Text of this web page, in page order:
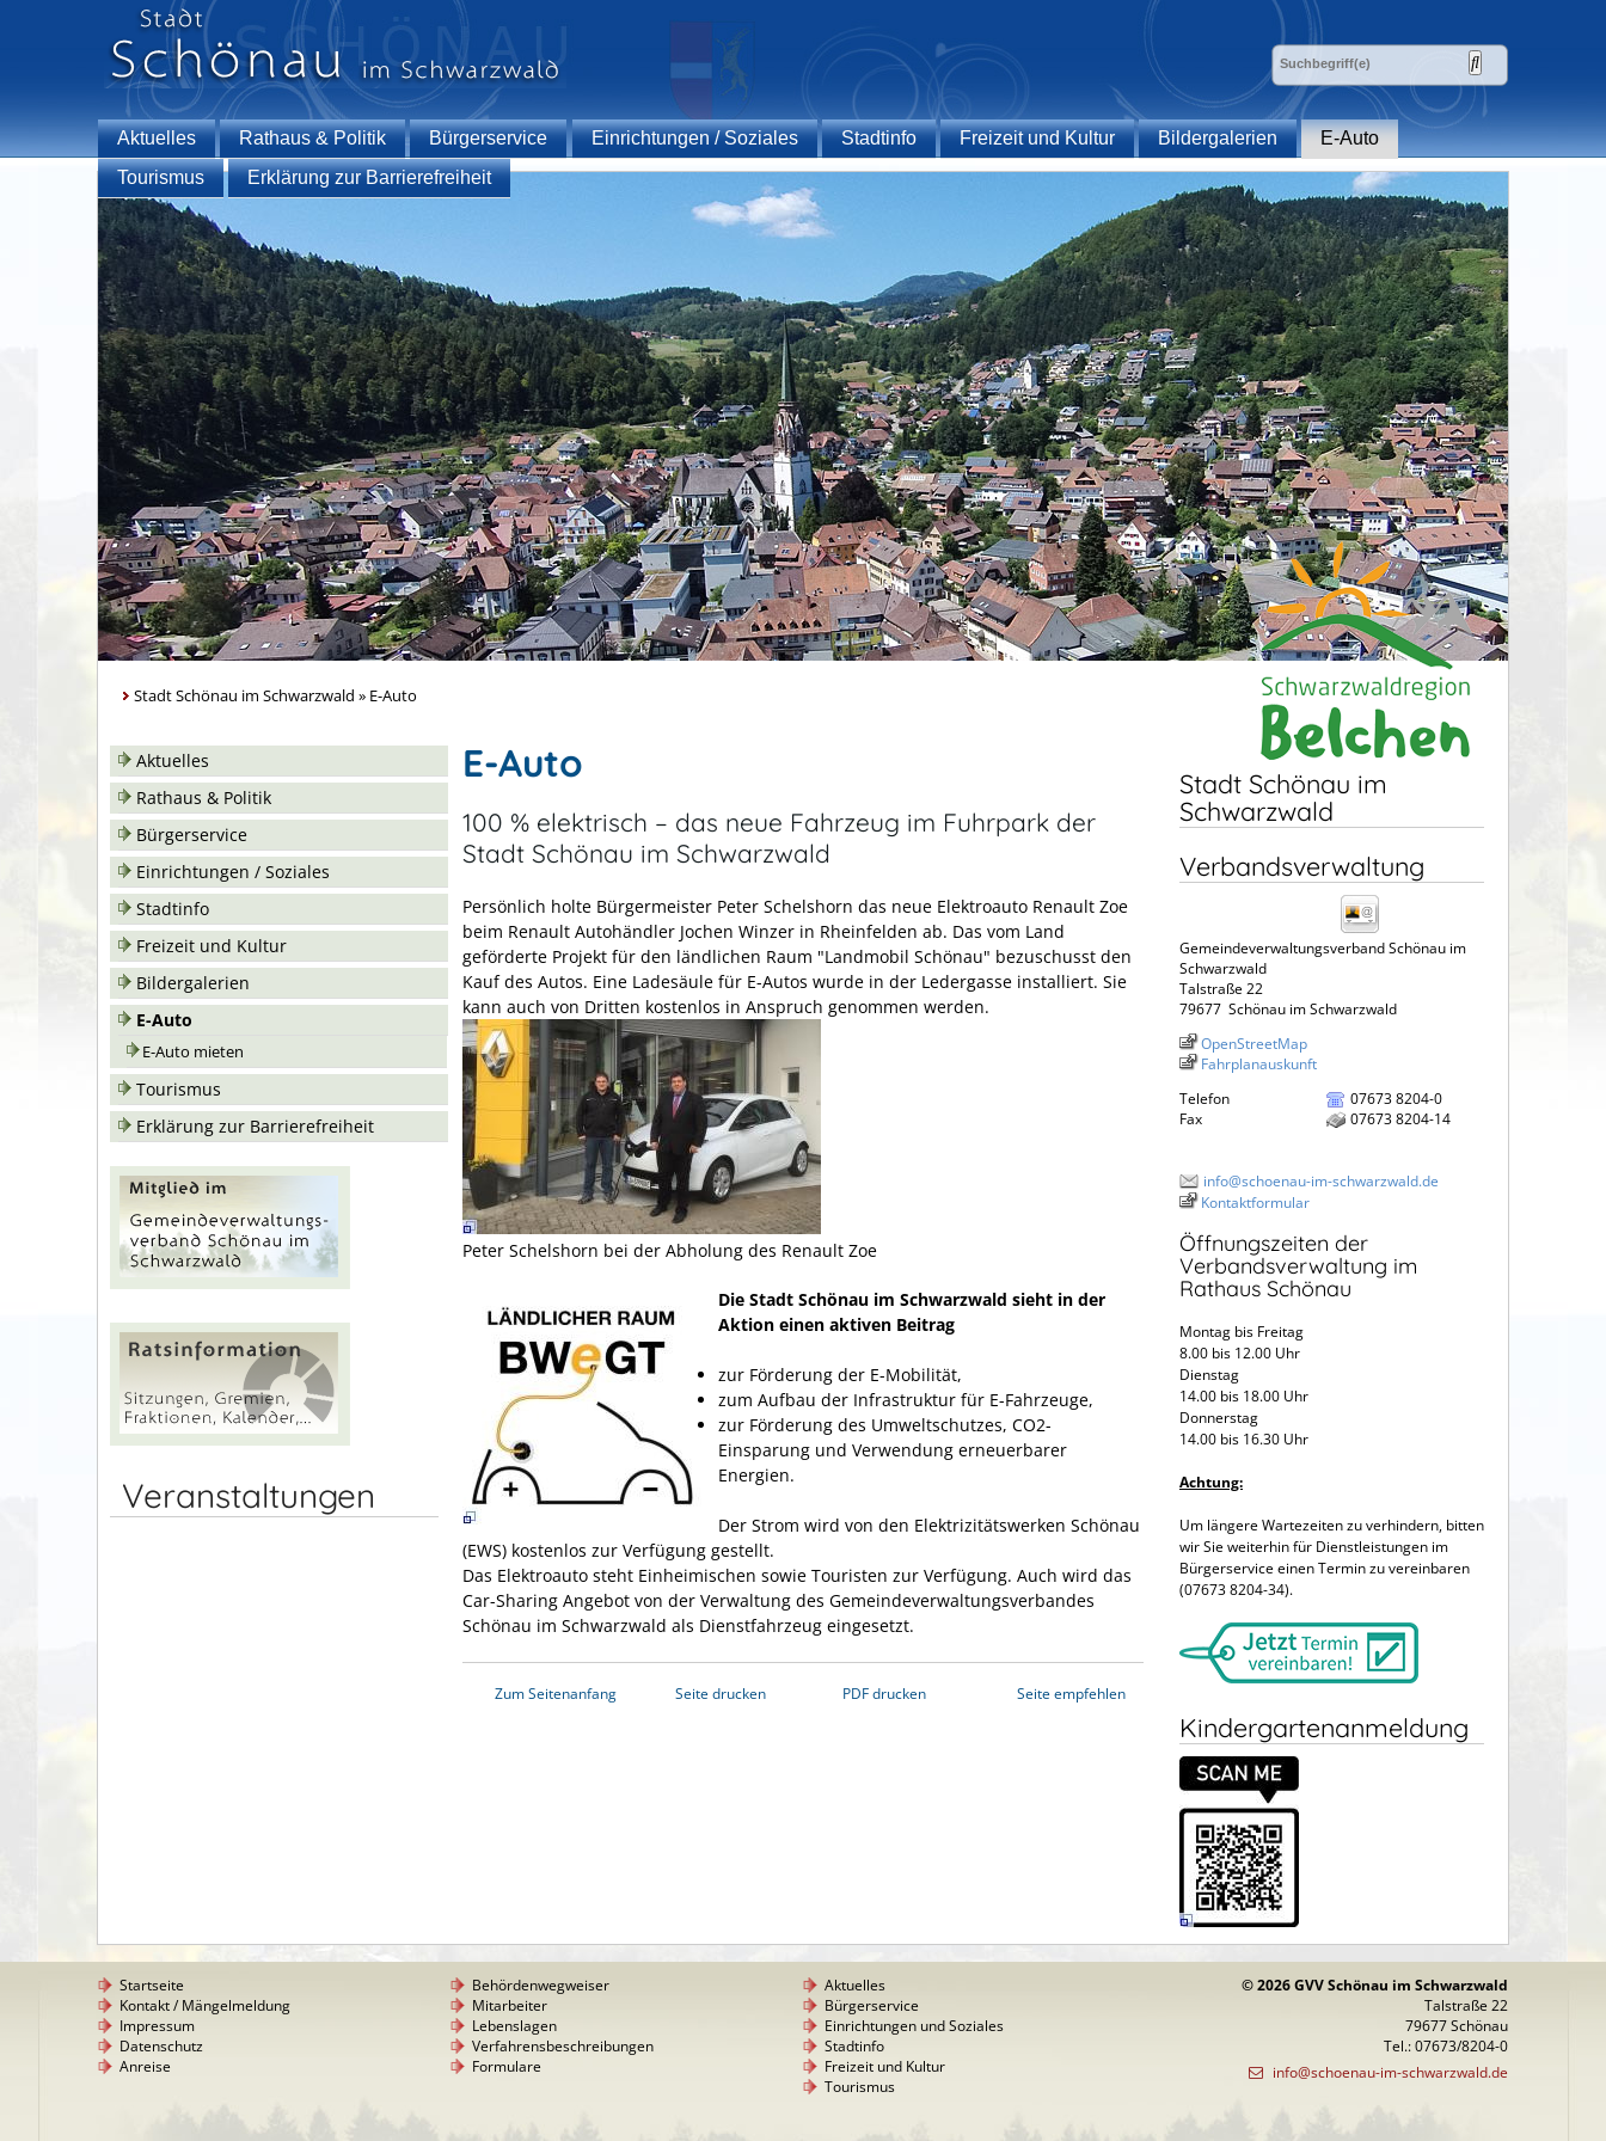
Aktuelles Rathaus & Politik Bürgerservice Einrichtungen / Soziales Stadtinfo Freizeit und Kultur Bildergalerien
E-Auto
Tourismus
Erklärung zur Barrierefreiheit
Stadt Schönau im Schwarzwald » E-Auto
Aktuelles
Rathaus & Politik
Bürgerservice
Einrichtungen / Soziales
Stadtinfo
Freizeit und Kultur
Bildergalerien
E-Auto
E-Auto mieten
Tourismus
Erklärung zur Barrierefreiheit
Veranstaltungen
E-Auto
100 % elektrisch – das neue Fahrzeug im Fuhrpark der
Stadt Schönau im Schwarzwald
Persönlich holte Bürgermeister Peter Schelshorn das neue Elektroauto Renault Zoe
beim Renault Autohändler Jochen Winzer in Rheinfelden ab. Das vom Land
geförderte Projekt für den ländlichen Raum "Landmobil Schönau" bezuschusst den
Kauf des Autos. Eine Ladesäule für E-Autos wurde in der Ledergasse installiert. Sie
kann auch von Dritten kostenlos in Anspruch genommen werden.
Peter Schelshorn bei der Abholung des Renault Zoe
Die Stadt Schönau im Schwarzwald sieht in der
Aktion einen aktiven Beitrag
zur Förderung der E-Mobilität,
zum Aufbau der Infrastruktur für E-Fahrzeuge,
zur Förderung des Umweltschutzes, CO2-
Einsparung und Verwendung erneuerbarer
Energien.
Der Strom wird von den Elektrizitätswerken Schönau
(EWS) kostenlos zur Verfügung gestellt.
Das Elektroauto steht Einheimischen sowie Touristen zur Verfügung. Auch wird das
Car-Sharing Angebot von der Verwaltung des Gemeindeverwaltungsverbandes
Schönau im Schwarzwald als Dienstfahrzeug eingesetzt.
Zum Seitenanfang Seite drucken PDF drucken Seite empfehlen
Stadt Schönau im
Schwarzwald
Verbandsverwaltung
Gemeindeverwaltungsverband Schönau im
Schwarzwald
Talstraße 22
79677 Schönau im Schwarzwald
OpenStreetMap
Fahrplanauskunft
Telefon
07673 8204-0
Fax
07673 8204-14
info@schoenau-im-schwarzwald.de
Kontaktformular
Öffnungszeiten der
Verbandsverwaltung im
Rathaus Schönau
Montag bis Freitag
8.00 bis 12.00 Uhr
Dienstag
14.00 bis 18.00 Uhr
Donnerstag
14.00 bis 16.30 Uhr
Achtung:
Um längere Wartezeiten zu verhindern, bitten
wir Sie weiterhin für Dienstleistungen im
Bürgerservice einen Termin zu vereinbaren
(07673 8204-34).
Kindergartenanmeldung
Startseite
Kontakt / Mängelmeldung
Impressum
Datenschutz
Anreise
Behördenwegweiser
Mitarbeiter
Lebenslagen
Verfahrensbeschreibungen
Formulare
Aktuelles
Bürgerservice
Einrichtungen und Soziales
Stadtinfo
Freizeit und Kultur
Tourismus
© 2026 GVV Schönau im Schwarzwald
Talstraße 22
79677 Schönau
Tel.: 07673/8204-0
info@schoenau-im-schwarzwald.de